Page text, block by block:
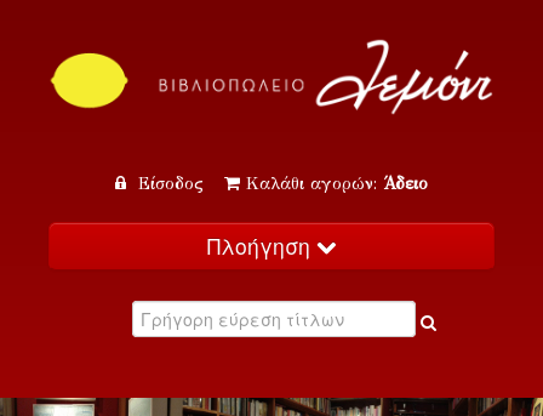
Είσοδος Καλάθι αγορών: Άδειο
Πλοήγηση
Κατάλογος